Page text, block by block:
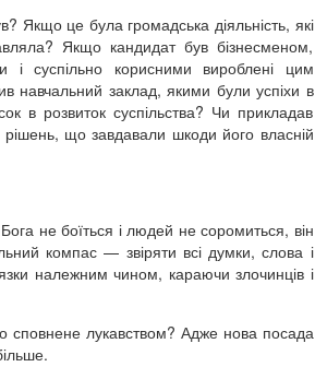
Якщо це була громадська діяльність, які
Якщо кандидат був бізнесменом,
і суспільно корисними вироблені цим
навчальний заклад, якими були успіхи в
в розвиток суспільства? Чи прикладав
що завдавали шкоди його власній
не боїться і людей не соромиться, він
компас — звіряти всі думки, слова і
належним чином, караючи злочинців і
сповнене лукавством? Адже нова посада